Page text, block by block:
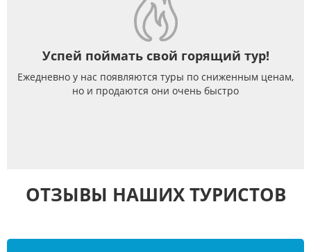
Успей поймать свой горящий тур!
Ежедневно у нас появляются туры по сниженным ценам,
но и продаются они очень быстро
ОТЗЫВЫ НАШИХ ТУРИСТОВ